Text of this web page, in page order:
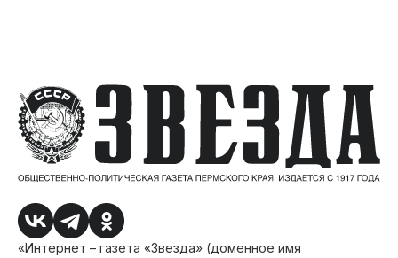
«Интернет – газета «Звезда» (доменное имя